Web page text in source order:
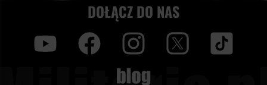
DOŁĄCZ DO NAS
Blog